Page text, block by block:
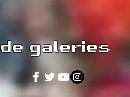
de galeries